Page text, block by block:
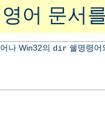
어 문서
나 Win32의 dir쉘명령어